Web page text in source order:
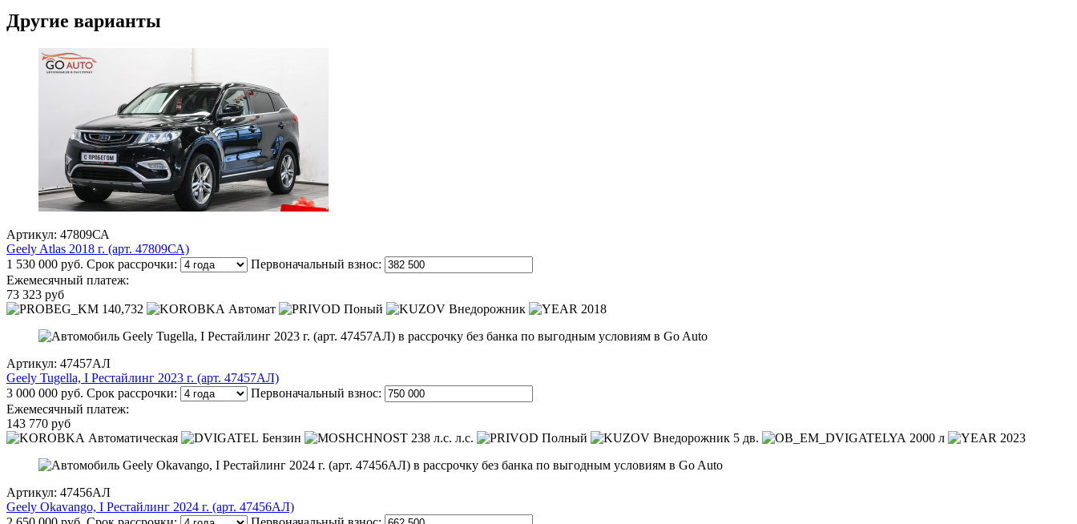
Другие варианты
Артикул: 47809СА
Geely Atlas 2018 г. (арт. 47809СА)
1 530 000 руб. Срок рассрочки:
Первоначальный взнос:
Ежемесячный платеж:
73 323 руб
140,732
Автомат Поный Внедорожник 2018
Артикул: 47457АЛ
Geely Tugella, I Рестайлинг 2023 г. (арт. 47457АЛ)
3 000 000 руб. Срок рассрочки:
Первоначальный взнос:
Ежемесячный платеж:
143 770 руб
Автоматическая
Бензин 238 л.с. л.с. Полный Внедорожник 5 дв. 2000 л 2023
Артикул: 47456АЛ
Geely Okavango, I Рестайлинг 2024 г. (арт. 47456АЛ)